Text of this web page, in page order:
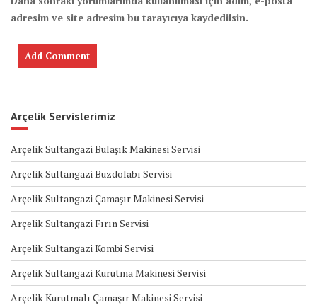
adresim ve site adresim bu tarayıcıya kaydedilsin.
Arçelik Servislerimiz
Arçelik Sultangazi Bulaşık Makinesi Servisi
Arçelik Sultangazi Buzdolabı Servisi
Arçelik Sultangazi Çamaşır Makinesi Servisi
Arçelik Sultangazi Fırın Servisi
Arçelik Sultangazi Kombi Servisi
Arçelik Sultangazi Kurutma Makinesi Servisi
Arçelik Kurutmalı Çamaşır Makinesi Servisi